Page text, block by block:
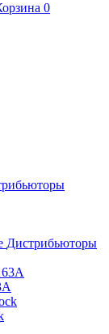
0
Дистрибьюторы